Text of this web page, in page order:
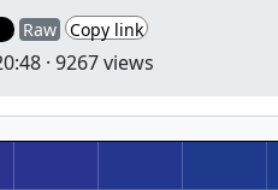
Raw Copy link
· 9267 views